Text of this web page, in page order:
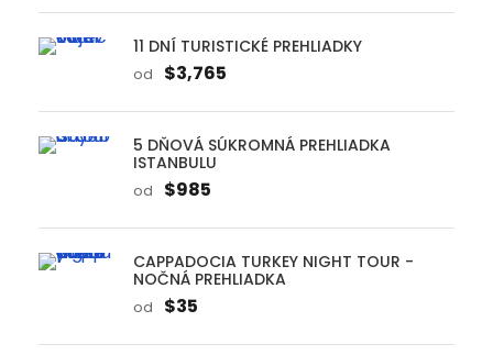
11 DNÍ TURISTICKÉ PREHLIADKY
od $3,765
5 DŇOVÁ SÚKROMNÁ PREHLIADKA
ISTANBULU
od $985
CAPPADOCIA TURKEY NIGHT TOUR -
NOČNÁ PREHLIADKA
od $35